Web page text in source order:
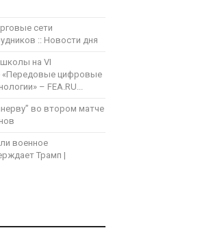
сети
:: Новости дня
на VI
цифровые
– FEA.RU...
во втором матче
военное
Трамп |